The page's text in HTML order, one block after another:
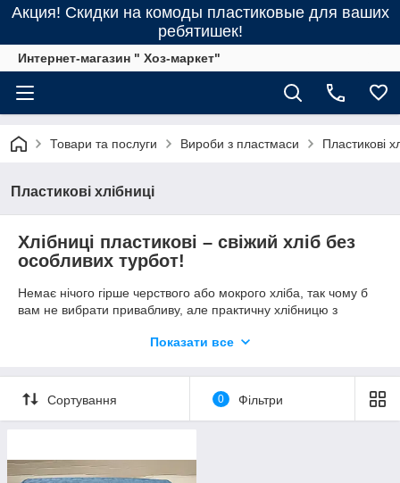
Акция! Скидки на комоды пластиковые для ваших
ребятишек!
Интернет-магазин " Хоз-маркет"
Товари та послуги Вироби з пластмаси Пластикові
Пластикові хлібниці
Хлібниці пластикові – свіжий хліб без
особливих турбот!
Немає нічого гірше черствого або мокрого хліба, так чому б
вам не вибрати привабливу, але практичну хлібницю з
Всі наші пластикові хлібниці спроектовані в сучасному стилі,
всередині, і вона напівпрозора, щоб ви могли бачити, що
знаходиться там. Пластикові хлібниці – неймовірно довговічні
кухонного оздоблення – від сучасного до класичного.
Показати все
Сортування 0 Фільтри